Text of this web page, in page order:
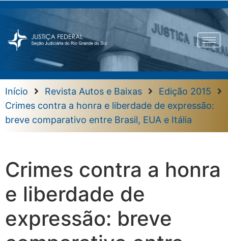
Início Revista Autos e Baixas
Edição 2015
Crimes contra a honra e liberdade de expressão:
breve comparativo entre Brasil, EUA e Itália
Crimes contra a honra
e liberdade de
expressão: breve